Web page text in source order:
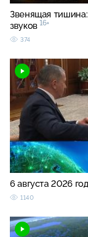
Звенящая тишина:
звуков 16+
374
6 августа 2026
1140